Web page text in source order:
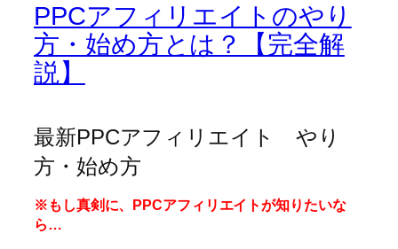
PPCアフィリエイトのやり
方・始め方とは？【完全解
説】
最新PPCアフィリエイト やり
方・始め方
※もし真剣に、PPCアフィリエイトが知りたいな
ら…